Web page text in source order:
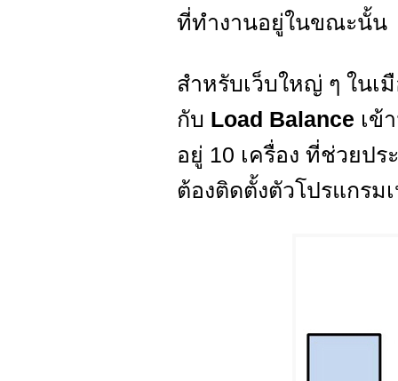
ที่ทำงานอยู่ในขณะนั้น
สำหรับเว็บใหญ่ ๆ ในเ
กับ Load Balance เข้
อยู่ 10 เครื่อง ที่ช่วยปร
ต้องติดตั้งตัวโปรแกรม